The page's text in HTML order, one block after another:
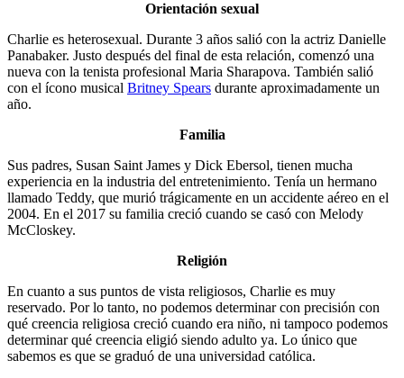
Orientación sexual
Charlie es heterosexual. Durante 3 años salió con la actriz Danielle
Panabaker. Justo después del final de esta relación, comenzó una
nueva con la tenista profesional Maria Sharapova. También salió
con el ícono musical Britney Spears durante aproximadamente un
año.
Familia
Sus padres, Susan Saint James y Dick Ebersol, tienen mucha
experiencia en la industria del entretenimiento. Tenía un hermano
llamado Teddy, que murió trágicamente en un accidente aéreo en el
2004. En el 2017 su familia creció cuando se casó con Melody
McCloskey.
Religión
En cuanto a sus puntos de vista religiosos, Charlie es muy
reservado. Por lo tanto, no podemos determinar con precisión con
qué creencia religiosa creció cuando era niño, ni tampoco podemos
determinar qué creencia eligió siendo adulto ya. Lo único que
sabemos es que se graduó de una universidad católica.